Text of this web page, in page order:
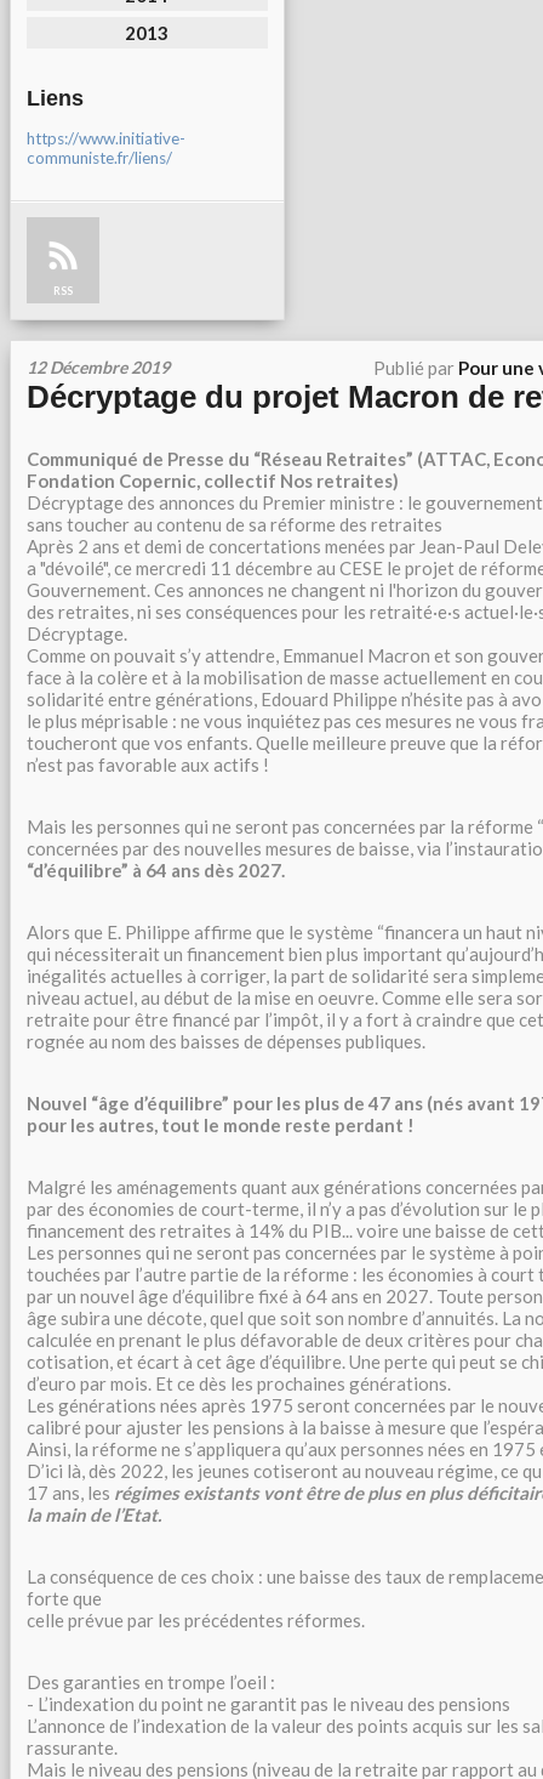
2013
Liens
https://www.initiative-
communiste.fr/liens/
RSS
12 Décembre 2019 Publié par Pour une
Décryptage du projet Macron de
Communiqué de Presse du “Réseau Retraites” (ATTAC,
Fondation Copernic, collectif Nos retraites)
Décryptage des annonces du Premier ministre : le
sans toucher au contenu de sa réforme des retraites
Après 2 ans et demi de concertations menées par Jean-Paul
a "dévoilé", ce mercredi 11 décembre au CESE le projet de
Gouvernement. Ces annonces ne changent ni l'horizon du
des retraites, ni ses conséquences pour les retraité·e·s
Décryptage.
Comme on pouvait s’y attendre, Emmanuel Macron et son
face à la colère et à la mobilisation de masse actuellement en
solidarité entre générations, Edouard Philippe n’hésite pas à
le plus méprisable : ne vous inquiétez pas ces mesures ne vous
toucheront que vos enfants. Quelle meilleure preuve que la
n’est pas favorable aux actifs !
Mais les personnes qui ne seront pas concernées par la réforme
concernées par des nouvelles mesures de baisse, via
“d’équilibre” à 64 ans dès 2027.
Alors que E. Philippe affirme que le système “financera un haut
qui nécessiterait un financement bien plus important
inégalités actuelles à corriger, la part de solidarité sera
niveau actuel, au début de la mise en oeuvre. Comme elle sera
retraite pour être financé par l’impôt, il y a fort à craindre que
rognée au nom des baisses de dépenses publiques.
Nouvel “âge d’équilibre” pour les plus de 47 ans (nés avant
pour les autres, tout le monde reste perdant !
Malgré les aménagements quant aux générations concernées
par des économies de court-terme, il n’y a pas d’évolution sur le
financement des retraites à 14% du PIB... voire une baisse de
Les personnes qui ne seront pas concernées par le système à
touchées par l’autre partie de la réforme : les économies à court
par un nouvel âge d’équilibre fixé à 64 ans en 2027. Toute
âge subira une décote, quel que soit son nombre d’annuités. La
calculée en prenant le plus défavorable de deux critères pour
cotisation, et écart à cet âge d’équilibre. Une perte qui peut se
d’euro par mois. Et ce dès les prochaines générations.
Les générations nées après 1975 seront concernées par le
calibré pour ajuster les pensions à la baisse à mesure que
Ainsi, la réforme ne s’appliquera qu’aux personnes nées en
D’ici là, dès 2022, les jeunes cotiseront au nouveau régime, ce
17 ans, les régimes existants vont être de plus en plus
la main de l’Etat.
La conséquence de ces choix : une baisse des taux de
forte que
celle prévue par les précédentes réformes.
Des garanties en trompe l’oeil :
- L’indexation du point ne garantit pas le niveau des pensions
L’annonce de l’indexation de la valeur des points acquis sur les
rassurante.
Mais le niveau des pensions (niveau de la retraite par rapport au